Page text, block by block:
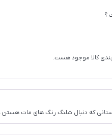
؟
کالا موجود هست.
که دنبال شلنگ رنگ های مات هستن.